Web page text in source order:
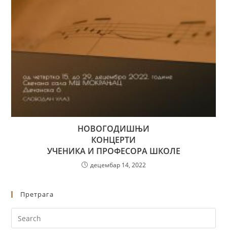
НОВОГОДИШЊИ
КОНЦЕРТИ
УЧЕНИКА И ПРОФЕСОРА ШКОЛЕ
децембар 14, 2022
Претрага